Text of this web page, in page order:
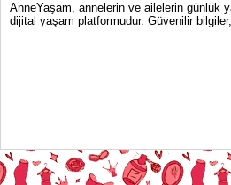
AnneYaşam, annelerin ve ailelerin günlük
dijital yaşam platformudur. Güvenilir